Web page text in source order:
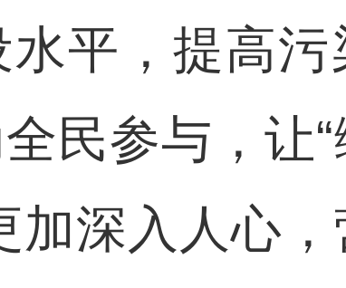
平，提高污
民参与，让
加深入人心